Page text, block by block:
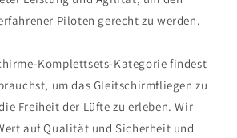
Piloten gerecht zu werden.
Komplettsets-Kategorie findest
um das Gleitschirmfliegen zu
Freiheit der Lüfte zu erleben. Wir
auf Qualität und Sicherheit und